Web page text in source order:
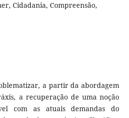
Cidadania, Compreensão,
a partir da abordagem
a recuperação de uma noção
com as atuais demandas do